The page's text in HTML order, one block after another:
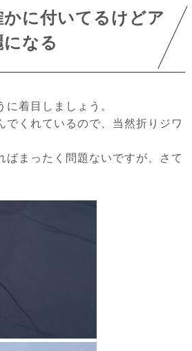
に付いてるけどア
なる
着目しましょう。
でくれているので、当然折りジワ
ばまったく問題ないですが、さて